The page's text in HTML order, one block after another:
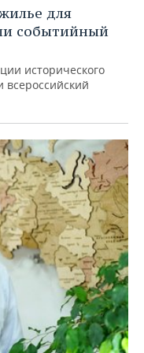
для
событийный
исторического
всероссийский